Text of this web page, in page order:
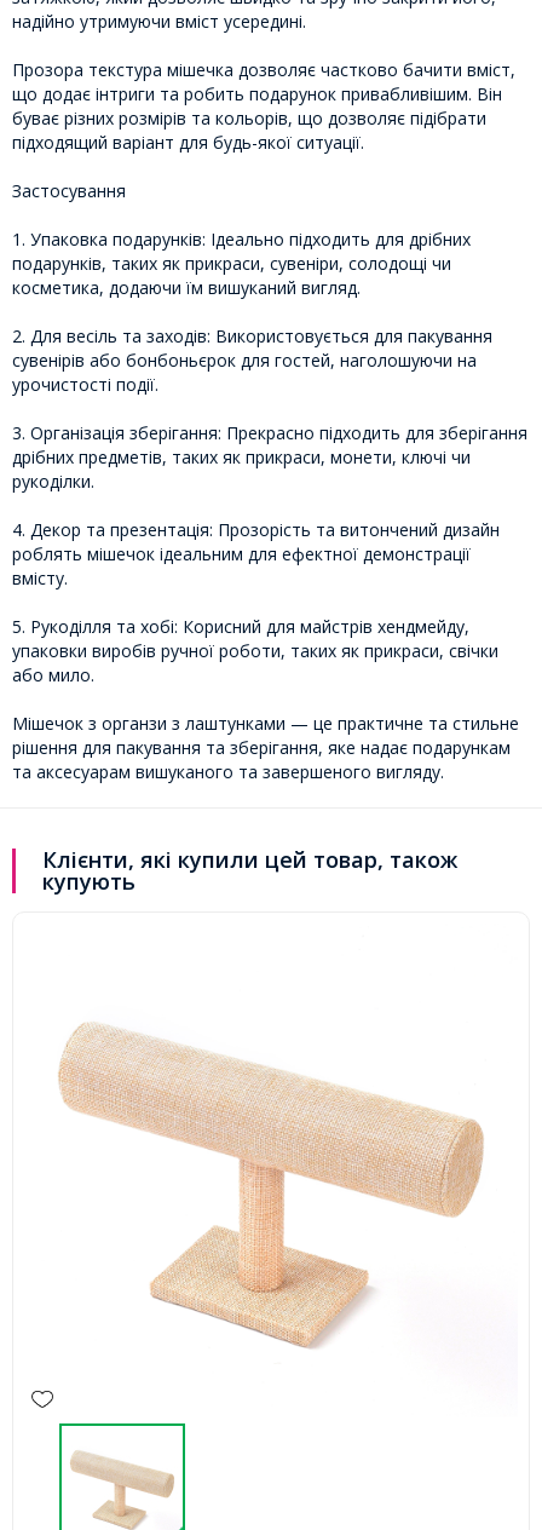
надійно утримуючи вміст усередині.
Прозора текстура мішечка дозволяє частково бачити вміст,
що додає інтриги та робить подарунок привабливішим. Він
буває різних розмірів та кольорів, що дозволяє підібрати
підходящий варіант для будь-якої ситуації.
Застосування
1. Упаковка подарунків: Ідеально підходить для дрібних
подарунків, таких як прикраси, сувеніри, солодощі чи
косметика, додаючи їм вишуканий вигляд.
2. Для весіль та заходів: Використовується для пакування
сувенірів або бонбоньєрок для гостей, наголошуючи на
урочистості події.
3. Організація зберігання: Прекрасно підходить для зберігання
дрібних предметів, таких як прикраси, монети, ключі чи
рукоділки.
4. Декор та презентація: Прозорість та витончений дизайн
роблять мішечок ідеальним для ефектної демонстрації
вмісту.
5. Рукоділля та хобі: Корисний для майстрів хендмейду,
упаковки виробів ручної роботи, таких як прикраси, свічки
або мило.
Мішечок з органзи з лаштунками — це практичне та стильне
рішення для пакування та зберігання, яке надає подарункам
та аксесуарам вишуканого та завершеного вигляду.
Клієнти, які купили цей товар, також
купують